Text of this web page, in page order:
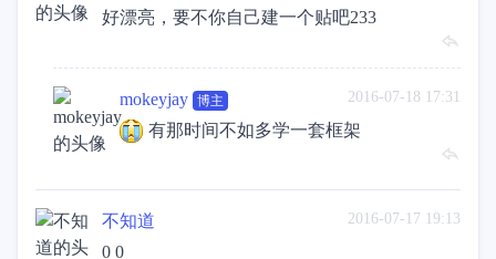
好漂亮，要不你自己建一个贴吧233
2016-07-18 17:31
mokeyjay 博主
有那时间不如多学一套框架
2016-07-17 19:13
不知道
0 0